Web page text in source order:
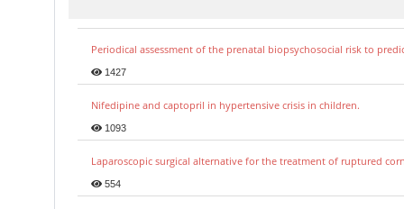
Periodical assessment of the prenatal biopsychosocial risk to
1427
Nifedipine and captopril in hypertensive crisis in children.
1093
Laparoscopic surgical alternative for the treatment of ruptured
554